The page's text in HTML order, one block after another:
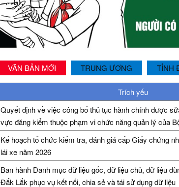
TỈNH
TRUNG ƯƠNG
VĂN BẢN MỚI
Trích yếu
Quyết định về việc công bố thủ tục hành chính được
vực đăng kiểm thuộc phạm vi chức năng quản lý của
Kế hoạch tổ chức kiểm tra, đánh giá cấp Giấy chứng
lái xe năm 2026
Ban hành Danh mục dữ liệu gốc, dữ liệu chủ, dữ liệu
Đắk Lắk phục vụ kết nối, chia sẻ và tái sử dụng dữ liệu